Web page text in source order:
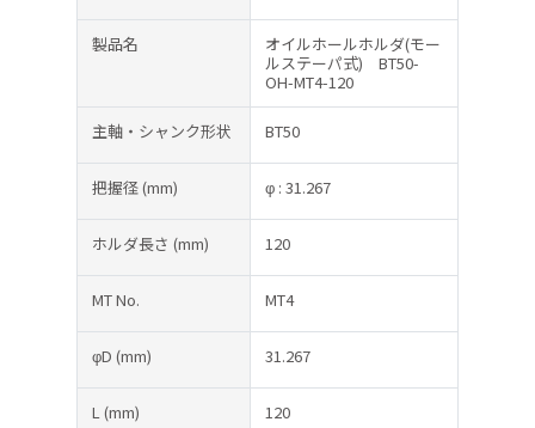
製品名
オイルホールホルダ(モー
ルステーパ式) BT50-
OH-MT4-120
主軸・シャンク形状 BT50
把握径(mm) φ : 31.267
ホルダ長さ (mm) 120
MT No. MT4
φD (mm) 31.267
L (mm) 120